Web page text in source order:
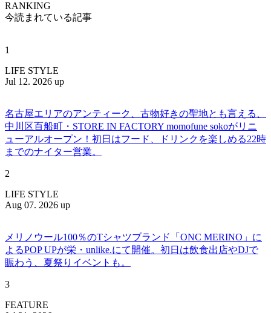
RANKING
今読まれている記事
1
LIFE STYLE
Jul 12. 2026 up
名古屋エリアのアンティーク、古物好きの聖地とも言える、
中川区百船町・STORE IN FACTORY momofune sokoがリニ
ューアルオープン！初日はフード、ドリンクを楽しめる22時
までのナイター営業。
2
LIFE STYLE
Aug 07. 2026 up
メリノウール100％のTシャツブランド「ONC MERINO」に
よるPOP UPが栄・unlike.にて開催。初日は飲食出店やDJで
賑わう、夏祭りイベントも。
3
FEATURE